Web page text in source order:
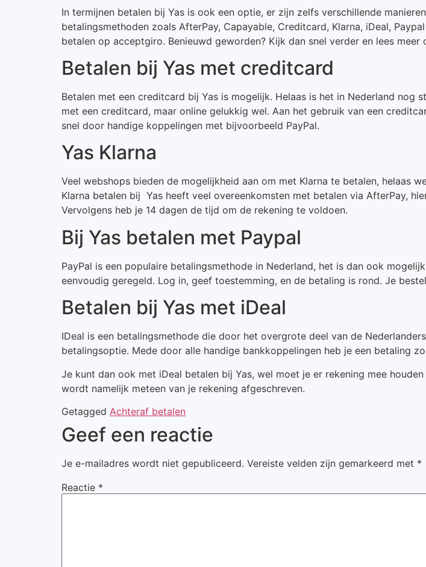
In termijnen betalen bij Yas is ook een optie, er zijn zelfs verschillende
betalingsmethoden zoals AfterPay, Capayable, Creditcard, Klarna, iDeal,
betalen op acceptgiro. Benieuwd geworden? Kijk dan snel verder en lees meer
Betalen bij Yas met creditcard
Betalen met een creditcard bij Yas is mogelijk. Helaas is het in Nederland
met een creditcard, maar online gelukkig wel. Aan het gebruik van een
snel door handige koppelingen met bijvoorbeeld PayPal.
Yas Klarna
Veel webshops bieden de mogelijkheid aan om met Klarna te betalen, helaas
Klarna betalen bij Yas heeft veel overeenkomsten met betalen via AfterPay,
Vervolgens heb je 14 dagen de tijd om de rekening te voldoen.
Bij Yas betalen met Paypal
PayPal is een populaire betalingsmethode in Nederland, het is dan ook
eenvoudig geregeld. Log in, geef toestemming, en de betaling is rond. Je
Betalen bij Yas met iDeal
IDeal is een betalingsmethode die door het overgrote deel van de
betalingsoptie. Mede door alle handige bankkoppelingen heb je een betaling
Je kunt dan ook met iDeal betalen bij Yas, wel moet je er rekening mee
wordt namelijk meteen van je rekening afgeschreven.
Getagged Achteraf betalen
Geef een reactie
Je e-mailadres wordt niet gepubliceerd. Vereiste velden zijn gemarkeerd met *
Reactie *